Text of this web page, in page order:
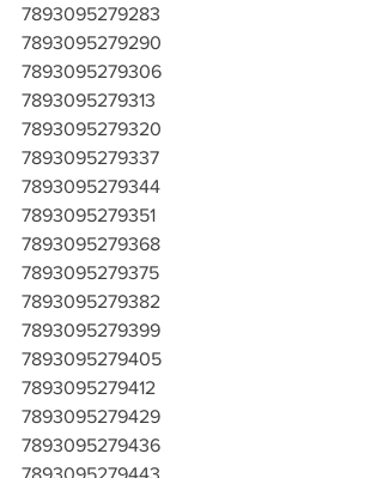
7893095279283
7893095279290
7893095279306
7893095279313
7893095279320
7893095279337
7893095279344
7893095279351
7893095279368
7893095279375
7893095279382
7893095279399
7893095279405
7893095279412
7893095279429
7893095279436